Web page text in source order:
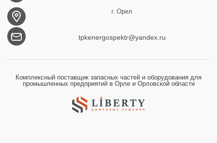
г. Орел
tpkenergospektr@yandex.ru
Комплексный поставщик запасных частей и оборудования для
промышленных предприятий в Орле и Орловской области